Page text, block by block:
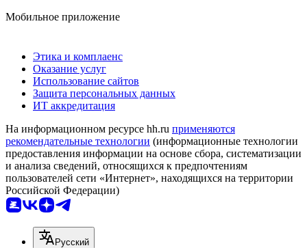
Мобильное приложение
Этика и комплаенс
Оказание услуг
Использование сайтов
Защита персональных данных
ИТ аккредитация
На информационном ресурсе hh.ru применяются
рекомендательные технологии (информационные технологии
предоставления информации на основе сбора, систематизации
и анализа сведений, относящихся к предпочтениям
пользователей сети «Интернет», находящихся на территории
Российской Федерации)
Русский